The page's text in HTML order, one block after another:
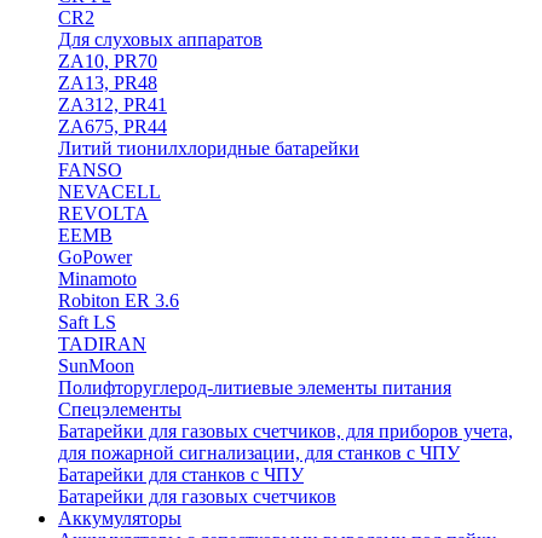
CR2
Для слуховых аппаратов
ZA10, PR70
ZA13, PR48
ZA312, PR41
ZA675, PR44
Литий тионилхлоридные батарейки
FANSO
NEVACELL
REVOLTA
EEMB
GoPower
Minamoto
Robiton ER 3.6
Saft LS
TADIRAN
SunMoon
Полифторуглерод-литиевые элементы питания
Спецэлементы
Батарейки для газовых счетчиков, для приборов учета,
для пожарной сигнализации, для станков с ЧПУ
Батарейки для станков с ЧПУ
Батарейки для газовых счетчиков
Аккумуляторы